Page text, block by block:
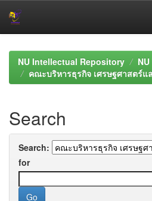
navigationNU Intellectual Repository
คณะบริหารธุรกิจ เศรษฐศาสตร์แ
Search
Search:
for